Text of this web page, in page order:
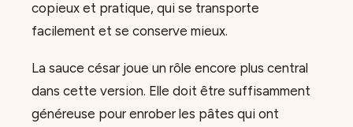
copieux et pratique, qui se transporte
facilement et se conserve mieux.
La sauce césar joue un rôle encore plus central
dans cette version. Elle doit être suffisamment
généreuse pour enrober les pâtes qui ont